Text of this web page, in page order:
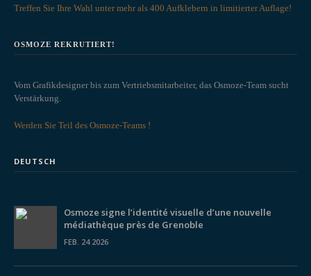
Treffen Sie Ihre Wahl unter mehr als 400 Aufklebern in limitierter Auflage!
OSMOZE REKRUTIERT!
Vom Grafikdesigner bis zum Vertriebsmitarbeiter, das Osmoze-Team sucht
Verstärkung.
Werden Sie Teil des Osmoze-Teams !
DEUTSCH
Osmoze signe l’identité visuelle d’une nouvelle
médiathèque près de Grenoble
FEB. 24 2026